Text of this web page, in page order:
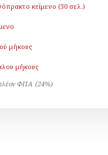
κείμενο (30 σελ.)
μήκους
μήκους
πλέον ΦΠΑ (24%)